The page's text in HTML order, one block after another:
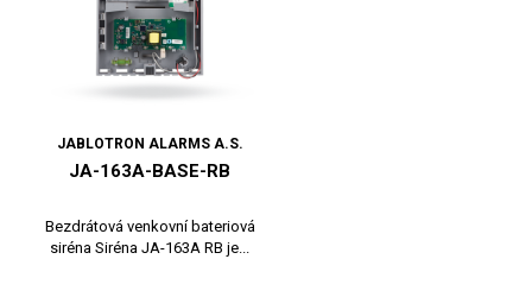
JABLOTRON ALARMS A.S.
JA-163A-BASE-RB
Bezdrátová venkovní bateriová
siréna Siréna JA-163A RB je...